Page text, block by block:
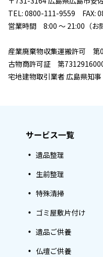
TEL: 0800-111-9559 FAX:
営業時間 8:00 ～ 21:00（お
産業廃棄物収集運搬許可 第
古物商許可証 第
宅地建物取引業者 広島県知
サービス一覧
遺品整理
生前整理
特殊清掃
ゴミ屋敷片付け
遺品ご供養
仏壇ご供養